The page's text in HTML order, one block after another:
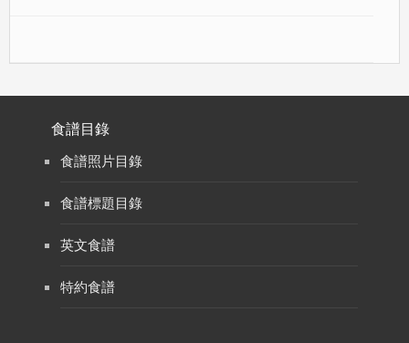
食譜目錄
食譜照片目錄
食譜標題目錄
英文食譜
特約食譜